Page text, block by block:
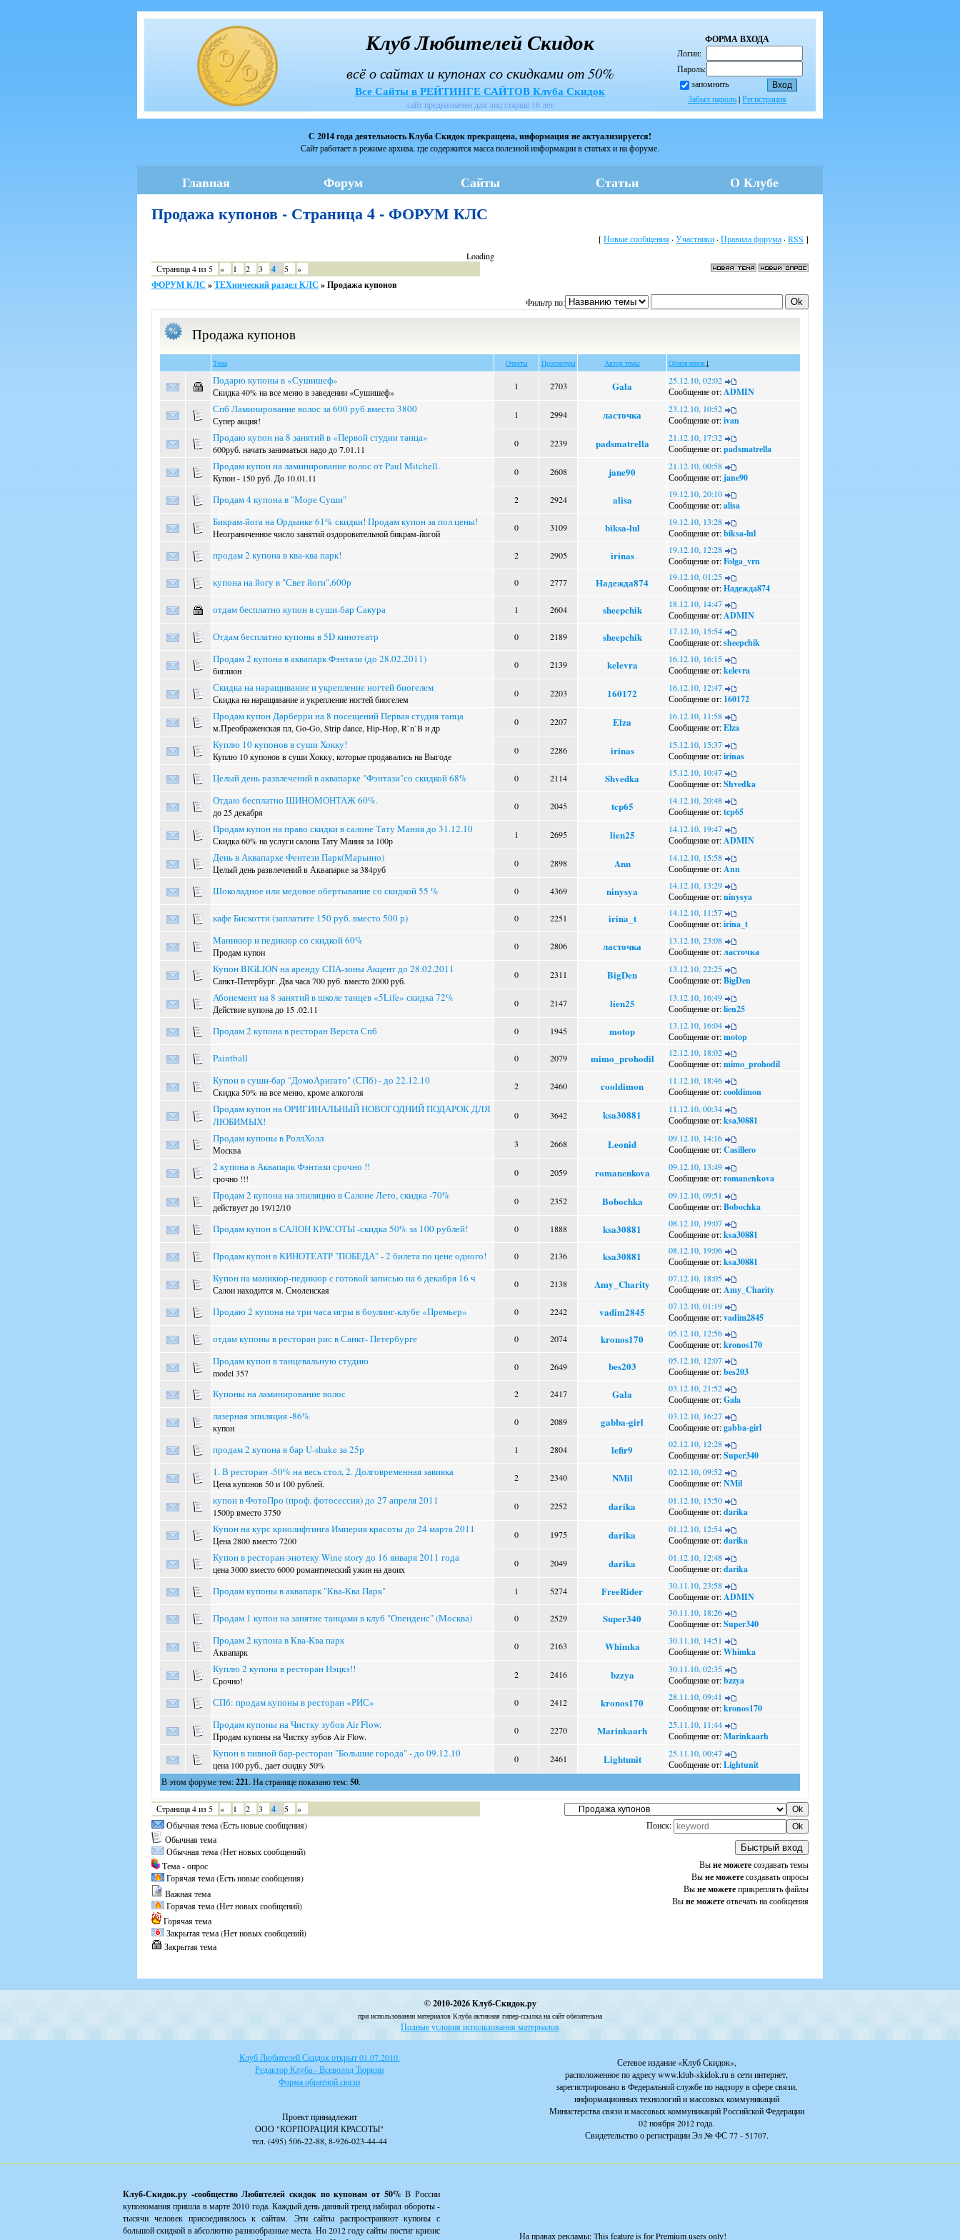
ФОРМА ВХОДА
Логин:
Пароль:
запомнить
Забыл пароль|Регистрация
Клуб Любителей Скидок
всё о сайтах и купонах со скидками от 50%
Все Сайты в РЕЙТИНГЕ САЙТОВ Клуба Скидок
сайт предназначен для лиц старше 16 лет
С 2014 года деятельность Клуба Скидок прекращена, информация не актуализируется!
Сайт работает в режиме архива, где содержится масса полезной информации в статьях и на форуме.
Главная Форум Сайты Статьи О Клубе
Продажа купонов - Страница 4 - ФОРУМ КЛС
[Новые сообщения · Участники · Правила форума · RSS ]
Loading
Страница4из 5 « 1 2 3 4 5 »
ФОРУМ КЛС »ТЕХнический раздел КЛС »Продажа купонов
Фильтр по:
Продажа купонов
Тема Ответы Просмотры Автор темы Обновления↓
Подарю купоны в «Сушишеф»
Скидка 40% на все меню в заведении «Сушишеф»
1 2703 Gala
25.12.10, 02:02
Сообщение от:ADMIN
Спб Ламинирование волос за 600 руб.вместо 3800
Супер акция!
1 2994 ласточка
23.12.10, 10:52
Сообщение от:ivan
Продаю купон на 8 занятий в «Первой студии танца»
600руб. начать заниматься надо до 7.01.11
0 2239 padsmatrella
21.12.10, 17:32
Сообщение от:padsmatrella
Продам купон на ламинирование волос от Paul Mitchell.
Купон - 150 руб. До 10.01.11
0 2608 jane90
21.12.10, 00:58
Сообщение от:jane90
Продам 4 купона в "Море Суши" 2 2924 alisa
19.12.10, 20:10
Сообщение от:alisa
Бикрам-йога на Ордынке 61% скидки! Продам купон за пол цены!
Неограниченное число занятий оздоровительной бикрам-йогой
0 3109 biksa-lul
19.12.10, 13:28
Сообщение от:biksa-lul
продам 2 купона в ква-ква парк! 2 2905 irinas
19.12.10, 12:28
Сообщение от:Folga_vrn
купона на йогу в "Свет йоги",600р 0 2777 Надежда874
19.12.10, 01:25
Сообщение от:Надежда874
отдам бесплатно купон в суши-бар Сакура 1 2604 sheepchik
18.12.10, 14:47
Сообщение от:ADMIN
Отдам бесплатно купоны в 5D кинотеатр 0 2189 sheepchik
17.12.10, 15:54
Сообщение от:sheepchik
Продам 2 купона в аквапарк Фэнтази (до 28.02.2011)
биглион
0 2139 kelevra
16.12.10, 16:15
Сообщение от:kelevra
Скидка на наращивание и укрепление ногтей биогелем
Скидка на наращивание и укрепление ногтей биогелем
0 2203 160172
16.12.10, 12:47
Сообщение от: 160172
Продам купон Дарберри на 8 посещений Первая студия танца
м.Преображенская пл, Go-Go, Strip dance, Hip-Hop, R`n`B и др
0 2207 Elza
16.12.10, 11:58
Сообщение от:Elza
Куплю 10 купонов в суши Хокку!
Куплю 10 купонов в суши Хокку, которые продавались на Выгоде
0 2286 irinas
15.12.10, 15:37
Сообщение от:irinas
Целый день развлечений в аквапарке "Фэнтази"со скидкой 68% 0 2114 Shvedka
15.12.10, 10:47
Сообщение от:Shvedka
Отдаю бесплатно ШИНОМОНТАЖ 60%.
до 25 декабря
0 2045 tcp65
14.12.10, 20:48
Сообщение от:tcp65
Продам купон на право скидки в салоне Тату Мания до 31.12.10
Скидка 60% на услуги салона Тату Мания за 100р
1 2695 lien25
14.12.10, 19:47
Сообщение от:ADMIN
День в Аквапарке Фентези Парк(Марьино)
Целый день развлечений в Аквапарке за 384руб
0 2898 Ann
14.12.10, 15:58
Сообщение от:Ann
Шоколадное или медовое обертывание со скидкой 55 % 0 4369 ninysya
14.12.10, 13:29
Сообщение от:ninysya
кафе Бискотти (заплатите 150 руб. вместо 500 р) 0 2251 irina_t
14.12.10, 11:57
Сообщение от:irina_t
Маникюр и педикюр со скидкой 60%
Продам купон
0 2806 ласточка
13.12.10, 23:08
Сообщение от:ласточка
Купон BIGLION на аренду СПА-зоны Акцент до 28.02.2011
Санкт-Петербург. Два часа 700 руб. вместо 2000 руб.
0 2311 BigDen
13.12.10, 22:25
Сообщение от:BigDen
Абонемент на 8 занятий в школе танцев «5Life» скидка 72%
Действие купона до 15 .02.11
0 2147 lien25
13.12.10, 16:49
Сообщение от:lien25
Продам 2 купона в ресторан Верста Спб 0 1945 motop
13.12.10, 16:04
Сообщение от:motop
Paintball 0 2079 mimo_prohodil
12.12.10, 18:02
Сообщение от:mimo_prohodil
Купон в суши-бар "ДомоАригато" (СПб) - до 22.12.10
Скидка 50% на все меню, кроме алкоголя
2 2460 cooldimon
11.12.10, 18:46
Сообщение от:cooldimon
Продам купон на ОРИГИНАЛЬНЫЙ НОВОГОДНИЙ ПОДАРОК ДЛЯ
ЛЮБИМЫХ!
0 3642 ksa30881
11.12.10, 00:34
Сообщение от:ksa30881
Продам купоны в РоллХолл
Москва
3 2668 Leonid
09.12.10, 14:16
Сообщение от:Casillero
2 купона в Аквапарк Фэнтази срочно !!
срочно !!!
0 2059 romanenkova
09.12.10, 13:49
Сообщение от:romanenkova
Продам 2 купона на эпиляцию в Салоне Лето, скидка -70%
действует до 19/12/10
0 2352 Bobochka
09.12.10, 09:51
Сообщение от:Bobochka
Продам купон в САЛОН КРАСОТЫ -скидка 50% за 100 рублей! 0 1888 ksa30881
08.12.10, 19:07
Сообщение от:ksa30881
Продам купон в КИНОТЕАТР "ПОБЕДА" - 2 билета по цене одного! 0 2136 ksa30881
08.12.10, 19:06
Сообщение от:ksa30881
Купон на маникюр-педикюр с готовой записью на 6 декабря 16 ч
Салон находится м. Смоленская
0 2138 Amy_Charity
07.12.10, 18:05
Сообщение от:Amy_Charity
Продаю 2 купона на три часа игры в боулинг-клубе «Премьер» 0 2242 vadim2845
07.12.10, 01:19
Сообщение от:vadim2845
отдам купоны в ресторан рис в Санкт- Петербурге 0 2074 kronos170
05.12.10, 12:56
Сообщение от:kronos170
Продам купон в танцевальную студию
model 357
0 2649 bes203
05.12.10, 12:07
Сообщение от:bes203
Купоны на ламинирование волос 2 2417 Gala
03.12.10, 21:52
Сообщение от:Gala
лазерная эпиляция -86%
купон
0 2089 gabba-girl
03.12.10, 16:27
Сообщение от:gabba-girl
продам 2 купона в бар U-shake за 25р 1 2804 lefir9
02.12.10, 12:28
Сообщение от:Super340
1. В ресторан -50% на весь стол, 2. Долговременная завивка
Цена купонов 50 и 100 рублей.
2 2340 NMil
02.12.10, 09:52
Сообщение от:NMil
купон в ФотоПро (проф. фотосессия) до 27 апреля 2011
1500р вместо 3750
0 2252 darika
01.12.10, 15:50
Сообщение от:darika
Купон на курс криолифтинга Империя красоты до 24 марта 2011
Цена 2800 вместо 7200
0 1975 darika
01.12.10, 12:54
Сообщение от:darika
Купон в ресторан-энотеку Wine story до 16 января 2011 года
цена 3000 вместо 6000 романтический ужин на двоих
0 2049 darika
01.12.10, 12:48
Сообщение от:darika
Продам купоны в аквапарк "Ква-Ква Парк" 1 5274 FreeRider
30.11.10, 23:58
Сообщение от:ADMIN
Продам 1 купон на занятие танцами в клуб "Опенденс" (Москва) 0 2529 Super340
30.11.10, 18:26
Сообщение от:Super340
Продам 2 купона в Ква-Ква парк
Аквапарк
0 2163 Whimka
30.11.10, 14:51
Сообщение от:Whimka
Куплю 2 купона в ресторан Нэцкэ!!
Срочно!
2 2416 bzzya
30.11.10, 02:35
Сообщение от:bzzya
СПб: продам купоны в ресторан «РИС» 0 2412 kronos170
28.11.10, 09:41
Сообщение от:kronos170
Продам купоны на Чистку зубов Air Flow.
Продам купоны на Чистку зубов Air Flow.
0 2270 Marinkaarh
25.11.10, 11:44
Сообщение от:Marinkaarh
Купон в пивной бар-ресторан "Большие города" - до 09.12.10
цена 100 руб., дает скидку 50%
0 2461 Lightunit
25.11.10, 00:47
Сообщение от:Lightunit
В этом форуме тем:221. На странице показано тем:50.
Страница4из 5 « 1 2 3 4 5
»
Обычная тема (Есть новые сообщения)
Обычная тема
Обычная тема (Нет новых сообщений)
Тема - опрос
Горячая тема (Есть новые сообщения)
Важная тема
Горячая тема (Нет новых сообщений)
Горячая тема
Закрытая тема (Нет новых сообщений)
Закрытая тема
Поиск:
Выне можетесоздавать темы
Выне можетесоздавать опросы
Выне можетеприкреплять файлы
Выне можетеотвечать на сообщения
© 2010-2026 Клуб-Скидок.ру
при использовании материалов Клуба активная гипер-ссылка на сайт обязательна
Полные условия использования материалов
Клуб Любителей Скидок открыт 01.07.2010.
Редактор Клуба - Всеволод Тюркин
Форма обратной связи
Проект принадлежит
ООО "КОРПОРАЦИЯ КРАСОТЫ"
тел. (495) 506-22-88, 8-926-023-44-44
Сетевое издание «Клуб Скидок»,
расположенное по адресу www.klub-skidok.ru в сети интернет,
зарегистрировано в Федеральной службе по надзору в сфере связи,
информационных технологий и массовых коммуникаций
Министерства связи и массовых коммуникаций Российской Федерации
02 ноября 2012 года.
Свидетельство о регистрации Эл № ФС 77 - 51707.
Клуб-Скидок.ру -сообщество Любителей скидок по купонам от 50%В России
купономания пришла в марте 2010 года. Каждый день данный тренд набирал обороты -
тысячи человек присоединялось к сайтам. Эти сайты распространяют купоны с
большой скидкой в абсолютно разнообразные места. Но 2012 году сайты постиг кризис
На правах рекламы:This feature is for Premium users only!